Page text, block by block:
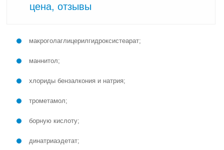
цена, отзывы
макроголаглицерилгидроксистеарат;
маннитол;
хлориды бензалкония и натрия;
трометамол;
борную кислоту;
динатриаэдетат;